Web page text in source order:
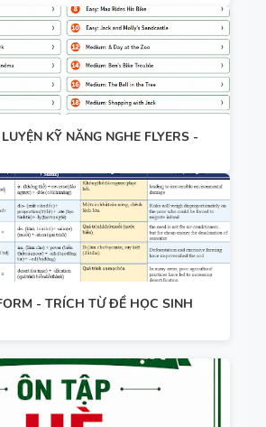
KỸ NĂNG NGHE FLYERS -
- TRÍCH TỪ ĐỀ HỌC SINH